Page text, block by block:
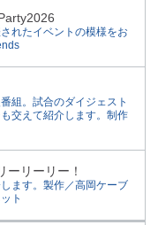
れたイベントの模様をお
組。試合のダイジェスト
交えて紹介します。制作
ーリーリー！
ます。製作／高岡ケーブ
ト